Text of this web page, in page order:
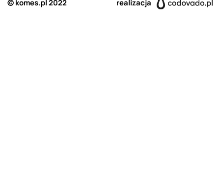
© komes.pl 2022 realizacja